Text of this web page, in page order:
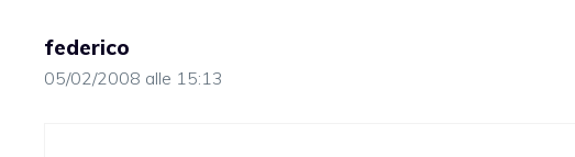
federico
05/02/2008 alle 15:13